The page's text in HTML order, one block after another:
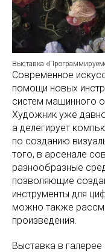
Выставка
Современное
помощи новых
систем машинного
Художник уже давно
а делегирует
по созданию
того, в арсенале
разнообразные
позволяющие
инструменты для
можно также
произведения.
Выставка в